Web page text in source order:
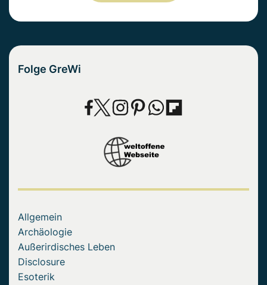
Folge GreWi
Allgemein
Archäologie
Außerirdisches Leben
Disclosure
Esoterik